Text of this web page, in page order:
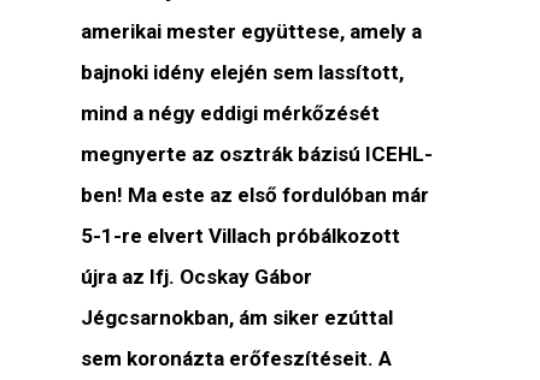
amerikai mester együttese, amely a
bajnoki idény elején sem lassított,
mind a négy eddigi mérkőzését
megnyerte az osztrák bázisú ICEHL-
ben! Ma este az első fordulóban már
5-1-re elvert Villach próbálkozott
újra az Ifj. Ocskay Gábor
Jégcsarnokban, ám siker ezúttal
sem koronázta erőfeszítéseit. A